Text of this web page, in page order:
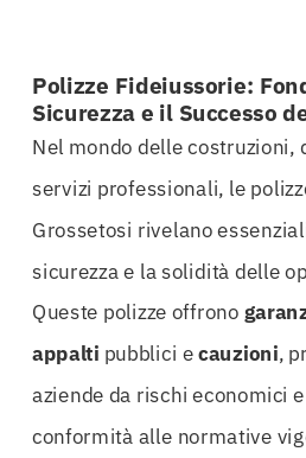
Polizze Fideiussorie:
Sicurezza e il Successo
Nel mondo delle costruzioni,
servizi professionali, le
Grossetosi rivelano
sicurezza e la solidità delle
Queste polizze offrono
appalti pubblici ecauzioni,
aziende da rischi economici
conformità alle normative